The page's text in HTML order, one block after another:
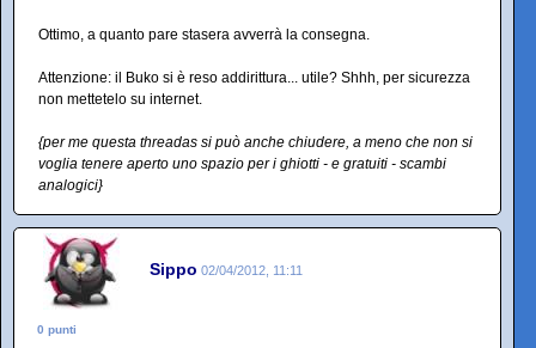
Ottimo, a quanto pare stasera avverrà la consegna.
Attenzione: il Buko si è reso addirittura... utile? Shhh, per sicurezza
non mettetelo su internet.
{per me questa threadas si può anche chiudere, a meno che non si
voglia tenere aperto uno spazio per i ghiotti - e gratuiti - scambi
analogici}
Sippo 02/04/2012, 11:11
0 punti